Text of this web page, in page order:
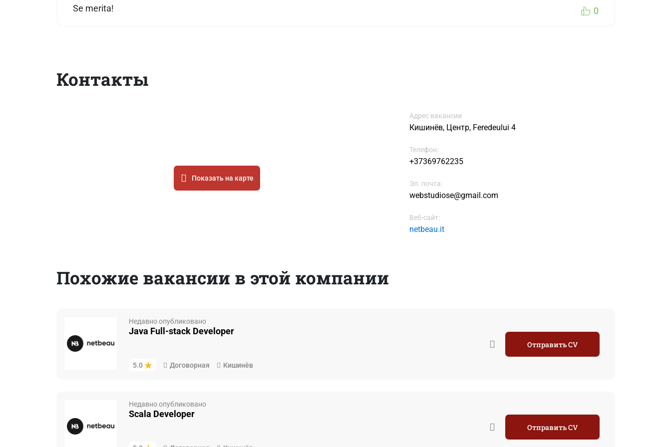
Se merita! 0
Контакты
Показать на карте
Адрес вакансии
Кишинёв, Центр, Feredeului 4
Телефон:
+37369762235
Эл. почта:
webstudiose@gmail.com
Веб-сайт:
netbeau.it
Похожие вакансии в этой компании
Недавно опубликовано
Java Full-stack Developer
5.0 Договорная Кишинёв
Отправить CV
Недавно опубликовано
Scala Developer
Отправить CV